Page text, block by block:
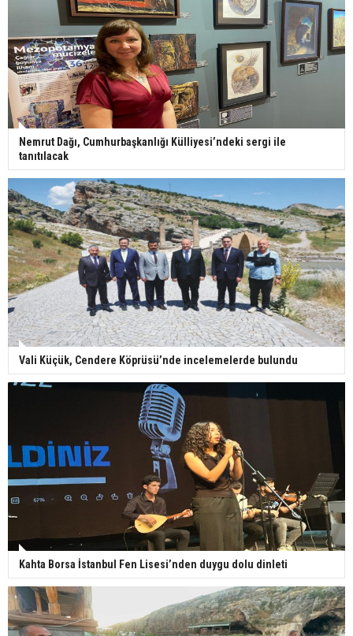
Nemrut Dağı, Cumhurbaşkanlığı Külliyesi’ndeki sergi ile
tanıtılacak
Vali Küçük, Cendere Köprüsü’nde incelemelerde bulundu
Kahta Borsa İstanbul Fen Lisesi’nden duygu dolu dinleti